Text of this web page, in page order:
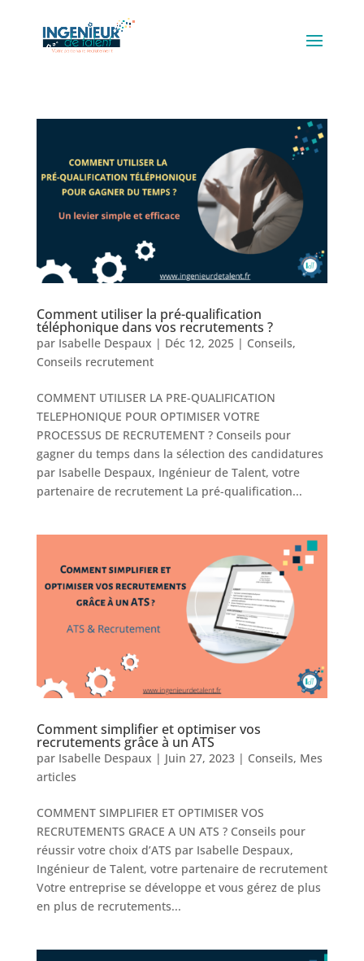
Comment utiliser la pré-qualification
téléphonique dans vos recrutements ?
par Isabelle Despaux | Déc 12, 2025| Conseils,
Conseils recrutement
COMMENT UTILISER LA PRE-QUALIFICATION
TELEPHONIQUE POUR OPTIMISER VOTRE
PROCESSUS DE RECRUTEMENT ? Conseils pour
gagner du temps dans la sélection des candidatures
par Isabelle Despaux, Ingénieur de Talent, votre
partenaire de recrutement La pré-qualification...
Comment simplifier et optimiser vos
recrutements grâce à un ATS
par Isabelle Despaux | Juin 27, 2023| Conseils, Mes
articles
COMMENT SIMPLIFIER ET OPTIMISER VOS
RECRUTEMENTS GRACE A UN ATS ? Conseils pour
réussir votre choix d’ATS par Isabelle Despaux,
Ingénieur de Talent, votre partenaire de recrutement
Votre entreprise se développe et vous gérez de plus
en plus de recrutements...